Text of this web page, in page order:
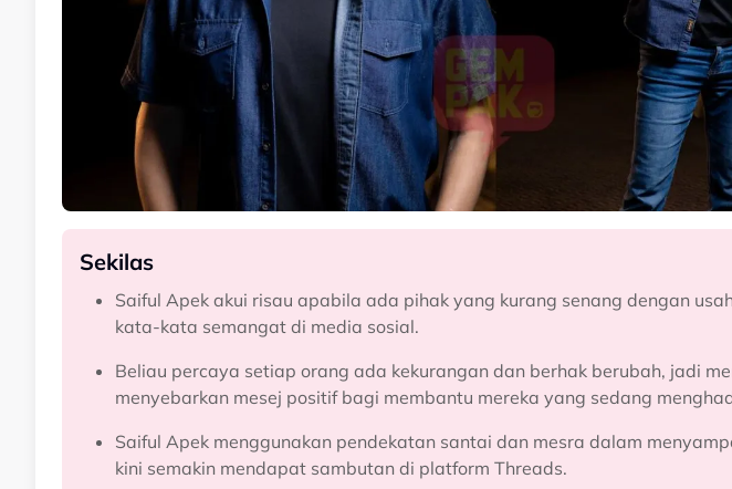
Sekilas
Saiful Apek akui risau apabila ada pihak yang kurang senang dengan
kata-kata semangat di media sosial.
Beliau percaya setiap orang ada kekurangan dan berhak berubah, jadi
menyebarkan mesej positif bagi membantu mereka yang sedang
Saiful Apek menggunakan pendekatan santai dan mesra dalam
kini semakin mendapat sambutan di platform Threads.